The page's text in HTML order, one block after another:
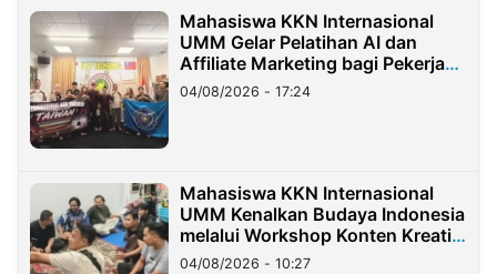
Mahasiswa KKN Internasional
UMM Gelar Pelatihan AI dan
Affiliate Marketing bagi Pekerja
Migran Indonesia di Taiwan
04/08/2026 - 17:24
Mahasiswa KKN Internasional
UMM Kenalkan Budaya Indonesia
melalui Workshop Konten Kreatif
di Taiwan
04/08/2026 - 10:27